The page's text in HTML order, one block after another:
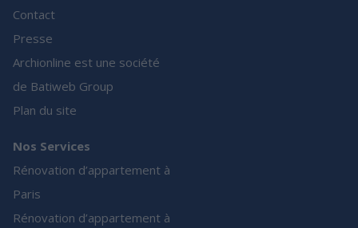
Contact
Presse
Archionline est une société
de Batiweb Group
Plan du site
Nos Services
Rénovation d’appartement à
Paris
Rénovation d’appartement à